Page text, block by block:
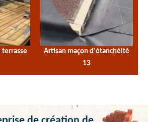
terrasse
Artisan maçon d'étanchéité
13